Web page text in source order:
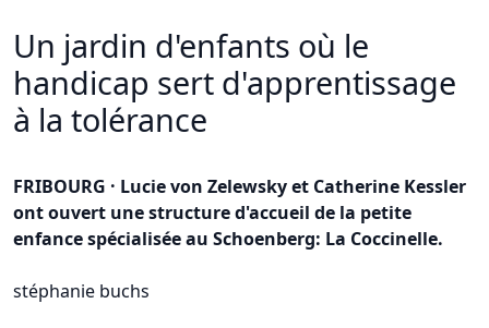
Un jardin d'enfants où le
handicap sert d'apprentissage
à la tolérance
FRIBOURG · Lucie von Zelewsky et Catherine Kessler
ont ouvert une structure d'accueil de la petite
enfance spécialisée au Schoenberg: La Coccinelle.
stéphanie buchs